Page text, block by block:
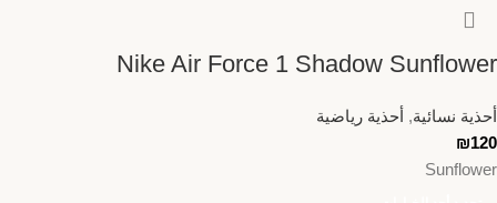
Nike Air Force 1 Shadow Sunflower
أحذية نسائية, أحذية رياضية
₪120
Sunflower